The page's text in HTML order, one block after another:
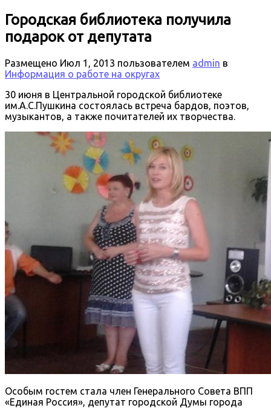
Городская библиотека получила
подарок от депутата
Размещено Июл 1, 2013 пользователем admin в
Информация о работе на округах
30 июня в Центральной городской библиотеке
им.А.С.Пушкина состоялась встреча бардов, поэтов,
музыкантов, а также почитателей их творчества.
Особым гостем стала член Генерального Совета ВПП
«Единая Россия», депутат городской Думы города